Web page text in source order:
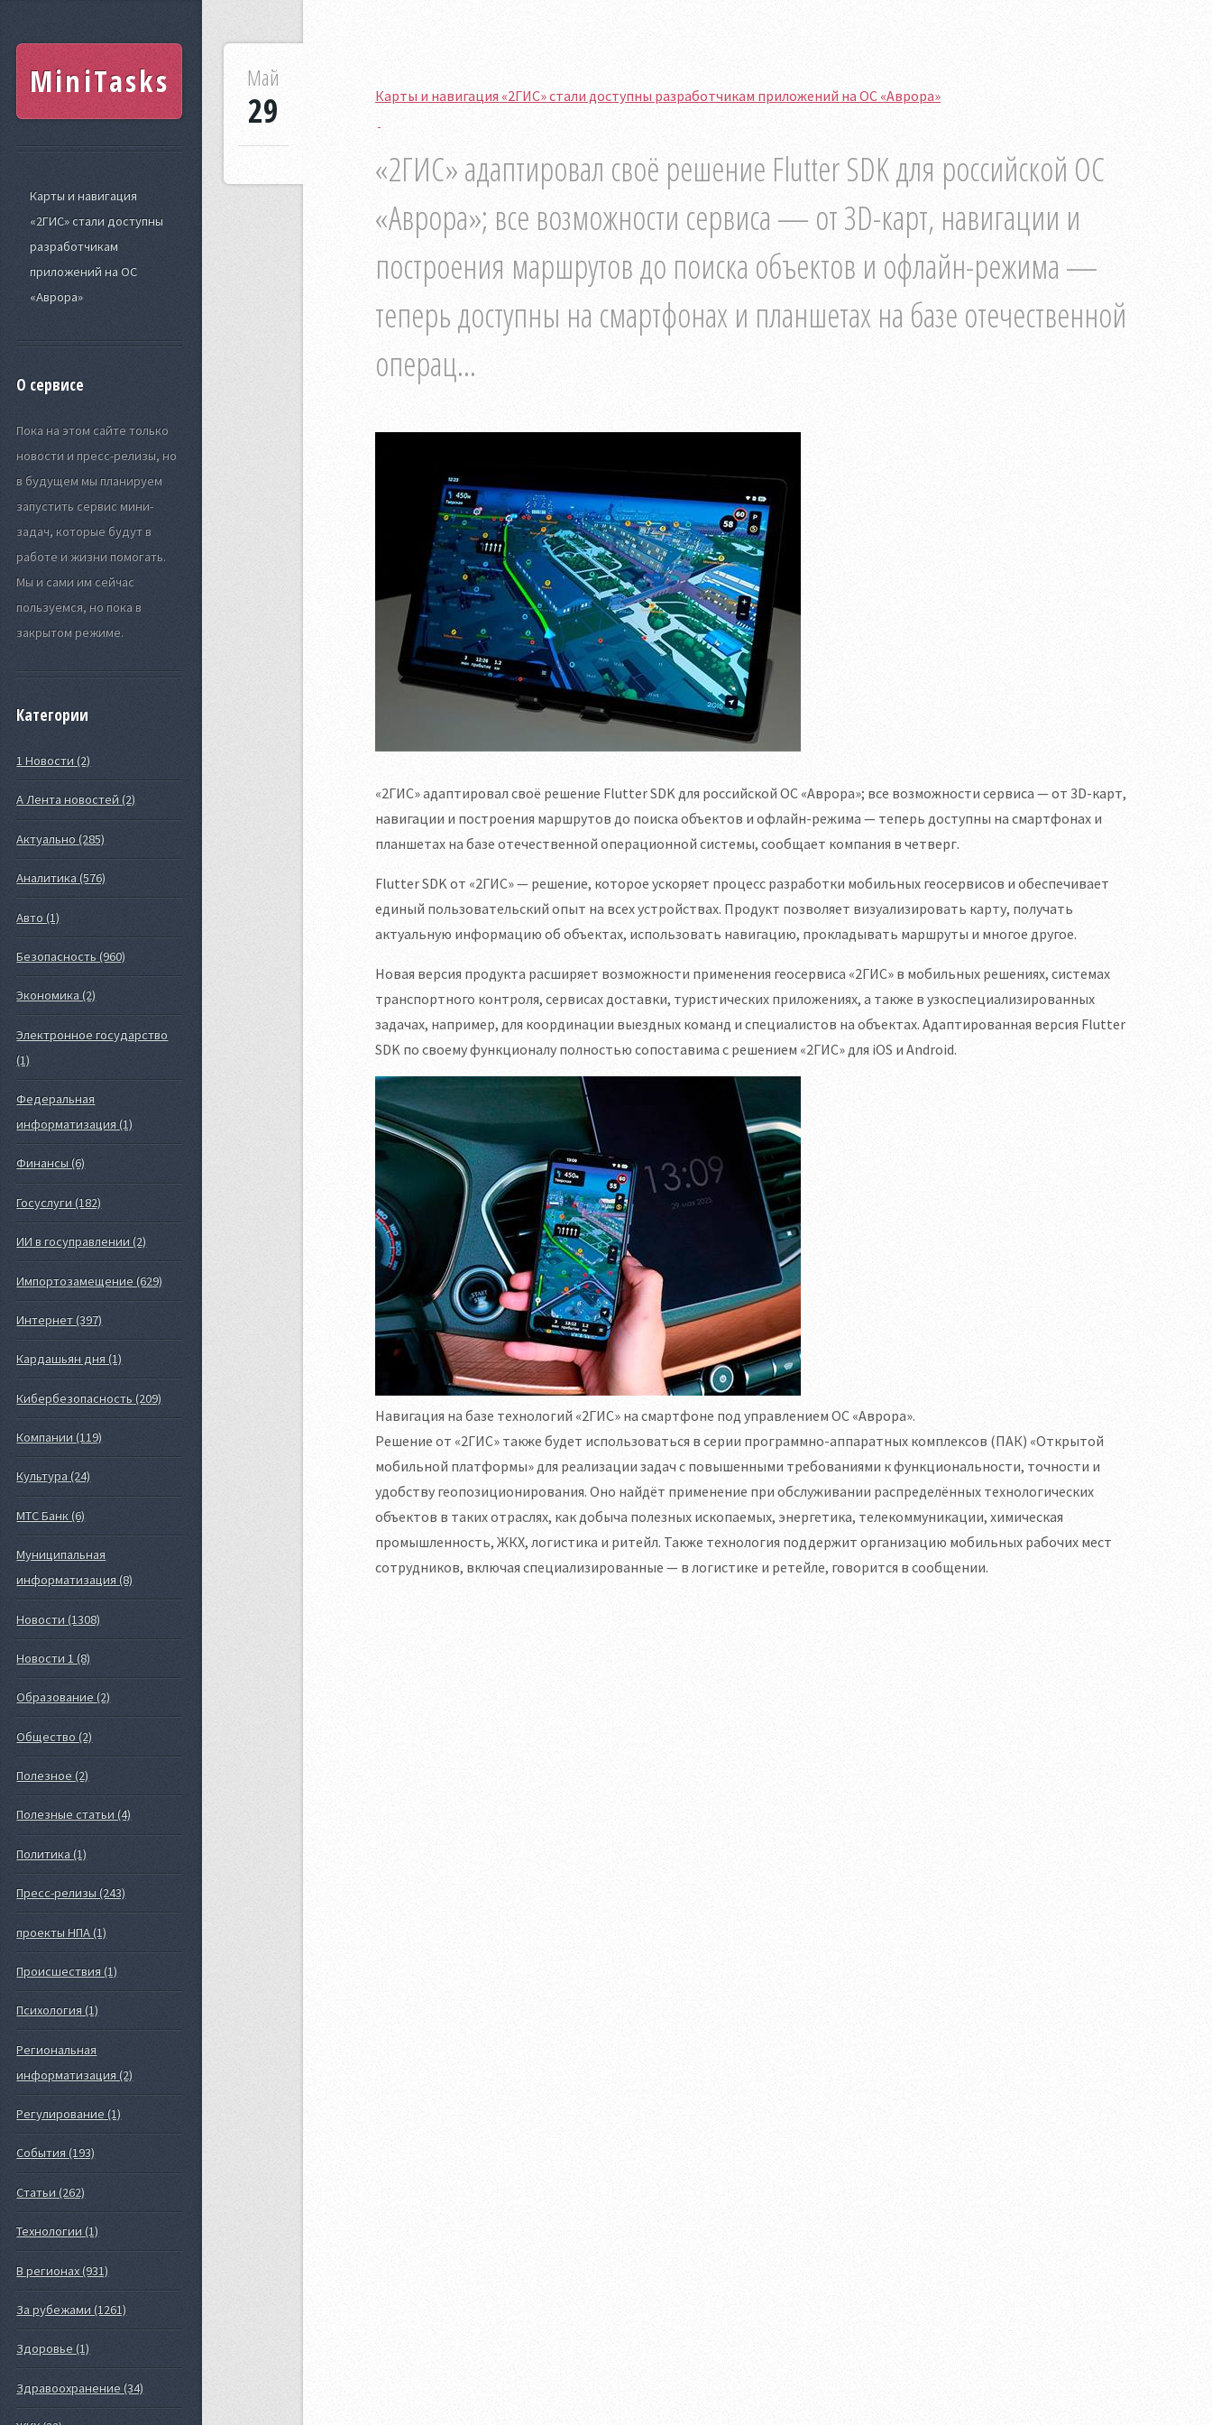
MiniTasks
Карты и навигация
«2ГИС» стали доступны
разработчикам
приложений на ОС
«Аврора»
О сервисе
Пока на этом сайте только
новости и пресс-релизы, но
в будущем мы планируем
запустить сервис мини-
задач, которые будут в
работе и жизни помогать.
Мы и сами им сейчас
пользуемся, но пока в
закрытом режиме.
Категории
1 Новости (2)
А Лента новостей (2)
Актуально (285)
Аналитика (576)
Авто (1)
Безопасность (960)
Экономика (2)
Электронное государство
(1)
Федеральная
информатизация (1)
Финансы (6)
Госуслуги (182)
ИИ в госуправлении (2)
Импортозамещение (629)
Интернет (397)
Кардашьян дня (1)
Кибербезопасность (209)
Компании (119)
Культура (24)
МТС Банк (6)
Муниципальная
информатизация (8)
Новости (1308)
Новости 1 (8)
Образование (2)
Общество (2)
Полезное (2)
Полезные статьи (4)
Политика (1)
Пресс-релизы (243)
проекты НПА (1)
Происшествия (1)
Психология (1)
Региональная
информатизация (2)
Регулирование (1)
События (193)
Статьи (262)
Технологии (1)
В регионах (931)
За рубежами (1261)
Здоровье (1)
Здравоохранение (34)
Карты и навигация «2ГИС» стали доступны разработчикам приложений на ОС «Аврора»
«2ГИС» адаптировал своё решение Flutter SDK для российской ОС
«Аврора»; все возможности сервиса — от 3D-карт, навигации и
построения маршрутов до поиска объектов и офлайн-режима —
теперь доступны на смартфонах и планшетах на базе отечественной
операц...
Май
29
«2ГИС» адаптировал своё решение Flutter SDK для российской ОС «Аврора»; все возможности сервиса — от 3D-карт,
навигации и построения маршрутов до поиска объектов и офлайн-режима — теперь доступны на смартфонах и
планшетах на базе отечественной операционной системы, сообщает компания в четверг.
Flutter SDK от «2ГИС» — решение, которое ускоряет процесс разработки мобильных геосервисов и обеспечивает
единый пользовательский опыт на всех устройствах. Продукт позволяет визуализировать карту, получать
актуальную информацию об объектах, использовать навигацию, прокладывать маршруты и многое другое.
Новая версия продукта расширяет возможности применения геосервиса «2ГИС» в мобильных решениях, системах
транспортного контроля, сервисах доставки, туристических приложениях, а также в узкоспециализированных
задачах, например, для координации выездных команд и специалистов на объектах. Адаптированная версия Flutter
SDK по своему функционалу полностью сопоставима с решением «2ГИС» для iOS и Android.
Навигация на базе технологий «2ГИС» на смартфоне под управлением ОС «Аврора».
Решение от «2ГИС» также будет использоваться в серии программно-аппаратных комплексов (ПАК) «Открытой
мобильной платформы» для реализации задач с повышенными требованиями к функциональности, точности и
удобству геопозиционирования. Оно найдёт применение при обслуживании распределённых технологических
объектов в таких отраслях, как добыча полезных ископаемых, энергетика, телекоммуникации, химическая
промышленность, ЖКХ, логистика и ритейл. Также технология поддержит организацию мобильных рабочих мест
сотрудников, включая специализированные — в логистике и ретейле, говорится в сообщении.